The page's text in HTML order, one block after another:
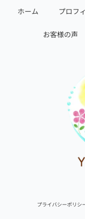
ホーム プロフ
お客様の声
プライバシーポリシ